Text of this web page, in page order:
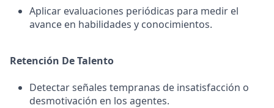
Aplicar evaluaciones periódicas para medir el
avance en habilidades y conocimientos.
Retención De Talento
Detectar señales tempranas de insatisfacción o
desmotivación en los agentes.